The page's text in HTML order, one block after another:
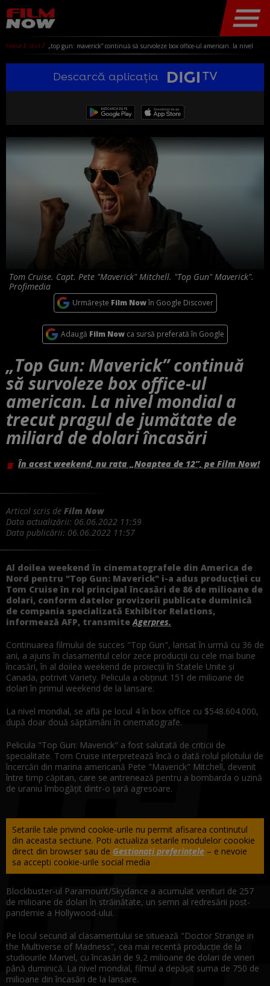
home stiri „top gun: maverick” continuă să survoleze box office-ul american. la nivel mondial a trecut pragul de jumătate de miliard de dolari încasări
Descarcă aplicația
Tom Cruise. Capt. Pete "Maverick" Mitchell. "Top Gun" Maverick".
Profimedia
Urmărește Film Nowîn Google Discover
Adaugă Film Now ca sursă preferată în Google
„Top Gun: Maverick” continuă
să survoleze box office-ul
american. La nivel mondial a
trecut pragul de jumătate de
miliard de dolari încasări
În acest weekend, nu rata „Noaptea de 12”, pe Film Now!
Articol scris de Film Now
Data actualizării: 06.06.2022 11:59
Data publicării: 06.06.2022 11:57
Al doilea weekend în cinematografele din America de
Nord pentru "Top Gun: Maverick" i-a adus producţiei cu
Tom Cruise în rol principal încasări de 86 de milioane de
dolari, conform datelor provizorii publicate duminică
de compania specializată Exhibitor Relations,
informează AFP, transmiteAgerpres.
Continuarea filmului de succes "Top Gun", lansat în urmă cu 36 de
ani, a ajuns în clasamentul celor zece producţii cu cele mai bune
încasări, în al doilea weekend de proiecţii în Statele Unite şi
Canada, potrivit Variety. Pelicula a obţinut 151 de milioane de
dolari în primul weekend de la lansare.
La nivel mondial, se află pe locul 4 în box office cu $548.604.000,
după doar două săptămâni în cinematografe.
Pelicula "Top Gun: Maverick" a fost salutată de criticii de
specialitate. Tom Cruise interpretează încă o dată rolul pilotului de
încercări din marina americană Pete "Maverick" Mitchell, devenit
între timp căpitan, care se antrenează pentru a bombarda o uzină
de uraniu îmbogăţit dintr-o ţară agresoare.
Setarile tale privind cookie-urile nu permit afisarea continutul
din aceasta sectiune. Poti actualiza setarile modulelor coookie
direct din browser sau de Gestionați preferințele – e nevoie
sa accepti cookie-urile social media
Blockbuster-ul Paramount/Skydance a acumulat venituri de 257
de milioane de dolari în străinătate, un semn al redresării post-
pandemie a Hollywood-ului.
Pe locul secund al clasamentului se situează "Doctor Strange in
the Multiverse of Madness", cea mai recentă producţie de la
studiourile Marvel, cu încasări de 9,2 milioane de dolari de vineri
până duminică. La nivel mondial, filmul a depăşit suma de 750 de
milioane din încasări de la lansare.